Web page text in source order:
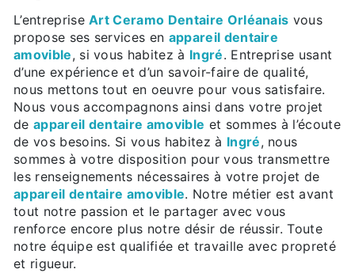
L’entrepriseArt Ceramo Dentaire Orléanais vous
propose ses services en appareil dentaire
amovible, si vous habitez à Ingré. Entreprise usant
d’une expérience et d’un savoir-faire de qualité,
nous mettons tout en oeuvre pour vous satisfaire.
Nous vous accompagnons ainsi dans votre projet
de appareil dentaire amovible et sommes à l’écoute
de vos besoins. Si vous habitez à Ingré, nous
sommes à votre disposition pour vous transmettre
les renseignements nécessaires à votre projet de
appareil dentaire amovible. Notre métier est avant
tout notre passion et le partager avec vous
renforce encore plus notre désir de réussir. Toute
notre équipe est qualifiée et travaille avec propreté
et rigueur.